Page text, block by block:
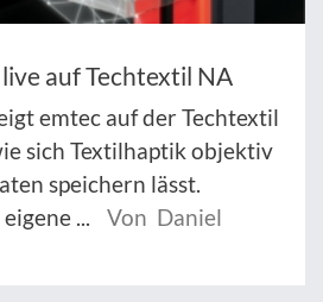
auf Techtextil NA
emtec auf der Techtextil
sich Textilhaptik objektiv
speichern lässt.
...
Von Daniel